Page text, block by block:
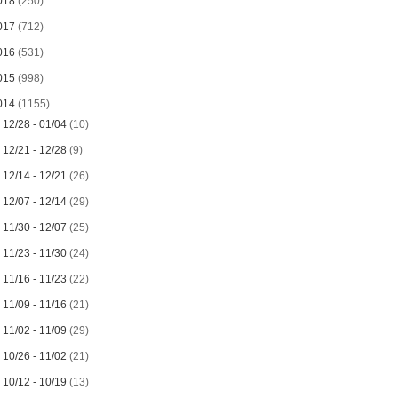
(712)
(531)
(998)
(1155)
12/28 - 01/04(10)
12/21 - 12/28(9)
12/14 - 12/21(26)
12/07 - 12/14(29)
11/30 - 12/07(25)
11/23 - 11/30(24)
11/16 - 11/23(22)
11/09 - 11/16(21)
11/02 - 11/09(29)
10/26 - 11/02(21)
10/12 - 10/19(13)